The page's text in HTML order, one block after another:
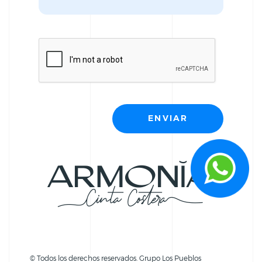
© Todos los derechos reservados. Grupo Los Pueblos